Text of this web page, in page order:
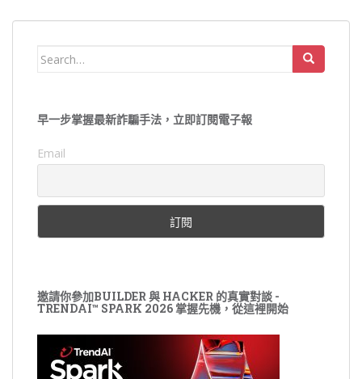
Search
早一步掌握最新詐騙手法，立即訂閱電子報
Email
邀請你參加BUILDER 與 HACKER 的真實對談 -
TRENDAI™ SPARK 2026 掌握先機，從這裡開始